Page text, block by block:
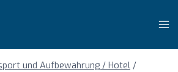
und Aufbewahrung / Hotel /